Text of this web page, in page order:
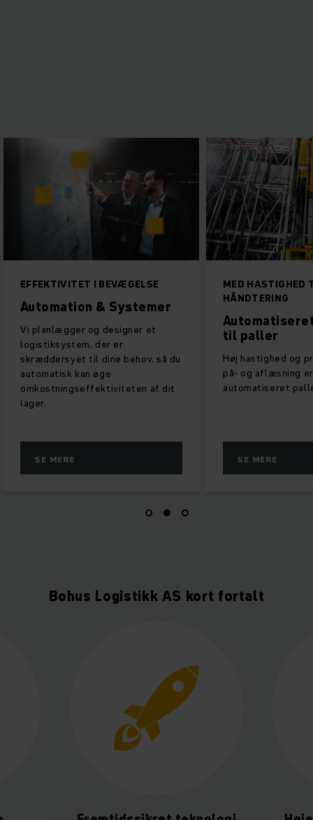
I BEVÆGELSE
& Systemer
og designer et
der er
til dine behov, så du
øge
af dit
MED HASTIGHED TIL MAKSIMAL
Automatiseret kranlager
til paller
Høj hastighed og præcision ved
på- og aflæsning er afgørende for
automatiseret pallelager
Bohus Logistikk AS kort fortalt